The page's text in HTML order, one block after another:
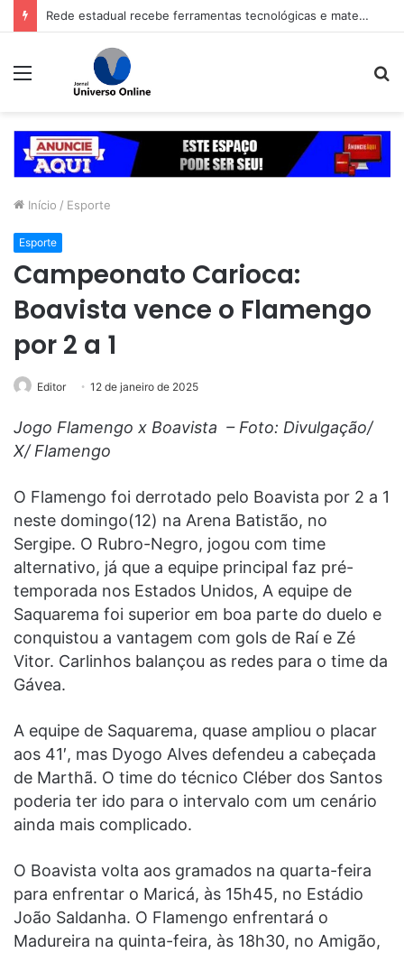
Rede estadual recebe ferramentas tecnológicas e materiais de apoio para o Enem
Menu
Início / Esporte
Esporte
Campeonato Carioca:
Boavista vence o Flamengo
por 2 a 1
Editor 12 de janeiro de 2025
Jogo Flamengo x Boavista – Foto: Divulgação/
X/ Flamengo
O Flamengo foi derrotado pelo Boavista por 2 a 1
neste domingo(12) na Arena Batistão, no
Sergipe. O Rubro-Negro, jogou com time
alternativo, já que a equipe principal faz pré-
temporada nos Estados Unidos, A equipe de
Saquarema foi superior em boa parte do duelo e
conquistou a vantagem com gols de Raí e Zé
Vitor. Carlinhos balançou as redes para o time da
Gávea.
A equipe de Saquarema, quase ampliou o placar
aos 41′, mas Dyogo Alves defendeu a cabeçada
de Marthã. O time do técnico Cléber dos Santos
poderia ter ido para o intervalo com um cenário
ainda mais complicado.
O Boavista volta aos gramados na quarta-feira
para enfrentar o Maricá, às 15h45, no Estádio
João Saldanha. O Flamengo enfrentará o
Madureira na quinta-feira, às 18h30, no Amigão,